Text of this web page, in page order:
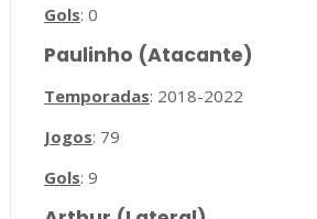
Gols: 0
Paulinho (Atacante)
Temporadas: 2018-2022
Jogos: 79
Gols: 9